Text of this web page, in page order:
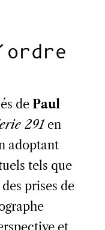
de Paul
291en
adoptant
tels que
prises de
et